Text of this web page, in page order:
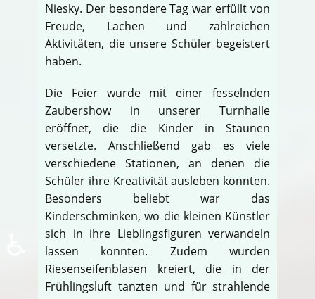
Niesky. Der besondere Tag war erfüllt von
Freude, Lachen und zahlreichen
Aktivitäten, die unsere Schüler begeistert
haben.
Die Feier wurde mit einer fesselnden
Zaubershow in unserer Turnhalle
eröffnet, die die Kinder in Staunen
versetzte. Anschließend gab es viele
verschiedene Stationen, an denen die
Schüler ihre Kreativität ausleben konnten.
Besonders beliebt war das
Kinderschminken, wo die kleinen Künstler
sich in ihre Lieblingsfiguren verwandeln
lassen konnten. Zudem wurden
Riesenseifenblasen kreiert, die in der
Frühlingsluft tanzten und für strahlende